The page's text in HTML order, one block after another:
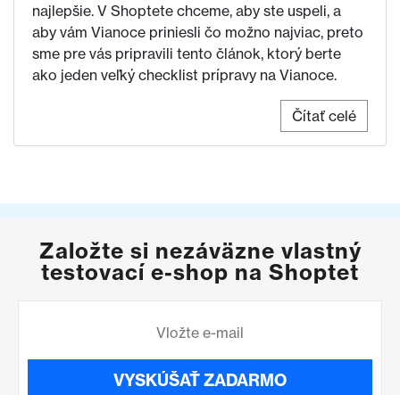
najlepšie. V Shoptete chceme, aby ste uspeli, a
aby vám Vianoce priniesli čo možno najviac, preto
sme pre vás pripravili tento článok, ktorý berte
ako jeden veľký checklist prípravy na Vianoce.
Čítať celé
Založte si nezáväzne vlastný
testovací e-shop na Shoptet
VYSKÚŠAŤ ZADARMO